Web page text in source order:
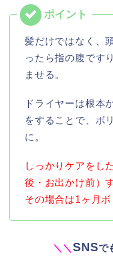
髪だけではなく、
ったら指の腹です
ませる。
ドライヤーは根本
をすることで、ボ
に。
しっかりケアをし
後・お出かけ前）
その場合は1ヶ月
＼ ＼SNSで